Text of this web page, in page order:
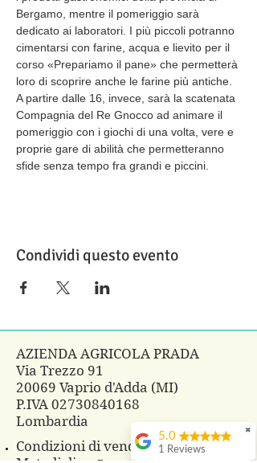
Bergamo, mentre il pomeriggio sarà
dedicato ai laboratori. I più piccoli potranno
cimentarsi con farine, acqua e lievito per il
corso «Prepariamo il pane» che permetterà
loro di scoprire anche le farine più antiche.
A partire dalle 16, invece, sarà la scatenata
Compagnia del Re Gnocco ad animare il
pomeriggio con i giochi di una volta, vere e
proprie gare di abilità che permetteranno
sfide senza tempo fra grandi e piccini.
Condividi questo evento
AZIENDA AGRICOLA PRADA
Via Trezzo 91
20069 Vaprio d'Adda (MI)
P.IVA 02730840168
Lombardia
Condizioni di vendita
✖
5.0
1 Reviews